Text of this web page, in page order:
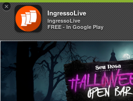
×
IngressoLive
IngressoLive
FREE - In Google Play